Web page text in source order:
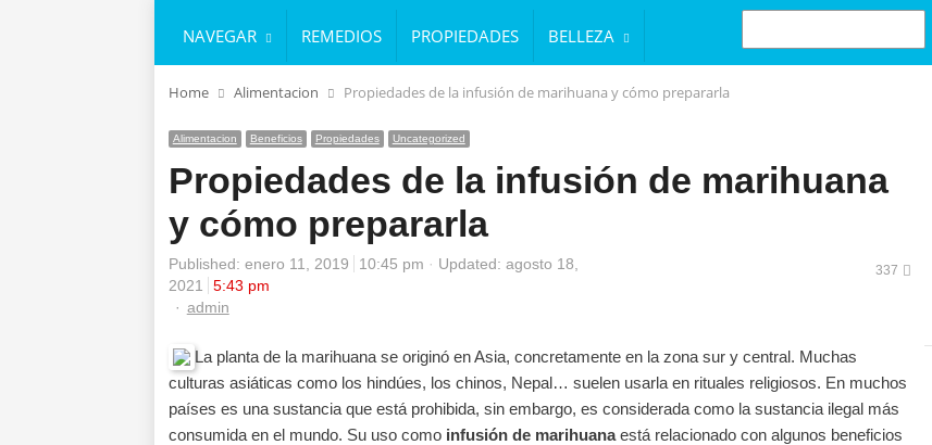
NAVEGAR REMEDIOS PROPIEDADES BELLEZA
BUSCAR
Home Alimentacion Propiedades de la infusión de marihuana y cómo prepararla
Alimentacion Beneficios Propiedades Uncategorized
Propiedades de la infusión de marihuana
y cómo prepararla
Published: enero 11, 2019 10:45 pm
Updated: agosto 18,
2021
5:43 pm
Author
admin
337
La planta de la marihuana se originó en Asia, concretamente en la zona sur y central. Muchas
culturas asiáticas como los hindúes, los chinos, Nepal… suelen usarla en rituales religiosos. En muchos
países es una sustancia que está prohibida, sin embargo, es considerada como la sustancia ilegal más
consumida en el mundo. Su uso como infusión de marihuanaestá relacionado con algunos beneficios